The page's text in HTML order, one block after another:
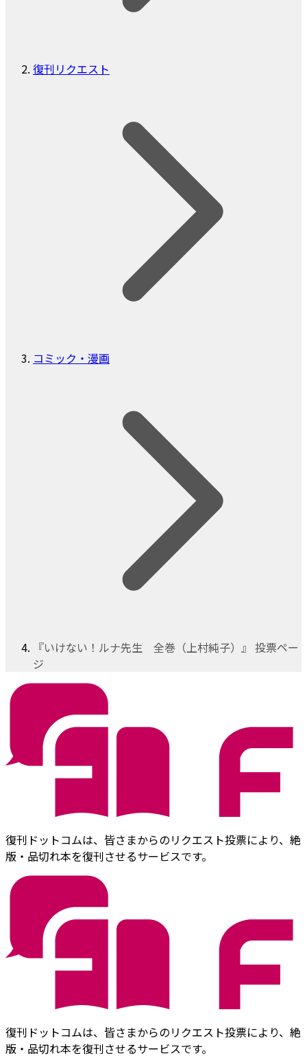
復刊リクエスト
コミック・漫画
『いけない！ルナ先生 全巻（上村純子）』 投票ペー
ジ
復刊ドットコムは、皆さまからのリクエスト投票により、絶
版・品切れ本を復刊させるサービスです。
復刊ドットコムは、皆さまからのリクエスト投票により、絶
版・品切れ本を復刊させるサービスです。